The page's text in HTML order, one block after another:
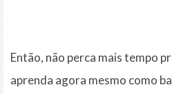
Então, não perca mais tempo
aprenda agora mesmo como